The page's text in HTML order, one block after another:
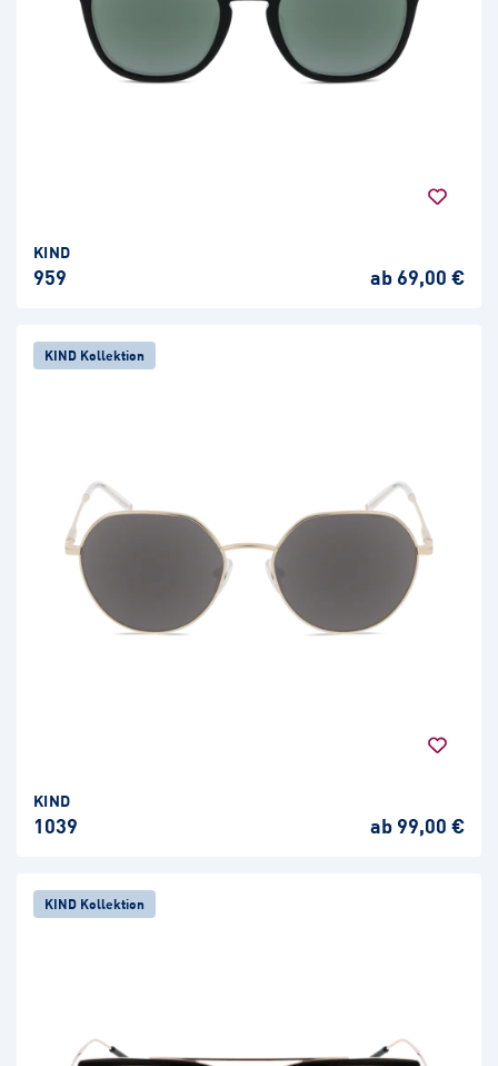
KIND
959 ab 69,00 €
KIND Kollektion
KIND
1039 ab 99,00 €
KIND Kollektion